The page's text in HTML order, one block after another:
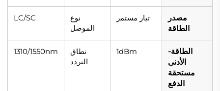
مصدر
الطاقة
تيار مستمر
نوع
الموصل
LC/SC
الطاقة-
الأدنى
مستحقة
الدفع
1dBm
نطاق
التردد
1310/1550nm